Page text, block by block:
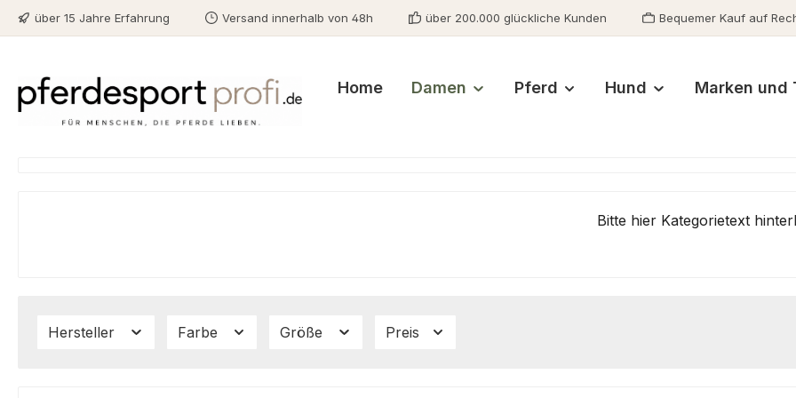
Hauptinhalt springen
Zur Suche springen
Zur Hauptnavigation springen
über 15 Jahre Erfahrung Versand innerhalb von 48h über 200.000 glückliche Kunden Bequemer Kauf auf
Home Damen Pferd Hund Marken und
Bitte hier Kategorietext
Hersteller Farbe Größe Preis